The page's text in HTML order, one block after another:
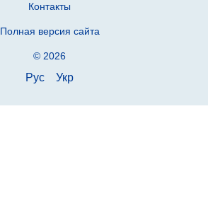
Контакты
Полная версия сайта
© 2026
Рус Укр